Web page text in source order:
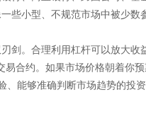
些小型、不规范市场中被少数
剑。合理利用杠杆可以放大
合约。如果市场价格朝着你
、能够准确判断市场趋势的投